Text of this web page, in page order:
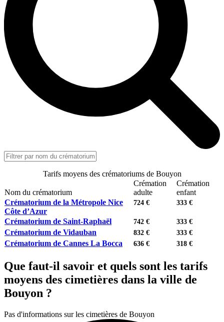
Tarifs moyens des crématoriums de Bouyon
Nom du crématorium
Crémation
adulte
Crémation
enfant
Crématorium de la Métropole Nice
Côte d’Azur
724 € 333 €
Crématorium de Saint-Raphaël 742 € 333 €
Crématorium de Vidauban 832 € 333 €
Crématorium de Cannes La Bocca 636 € 318 €
Que faut-il savoir et quels sont les tarifs
moyens des cimetières dans la ville de
Bouyon ?
Pas d'informations sur les cimetières de Bouyon